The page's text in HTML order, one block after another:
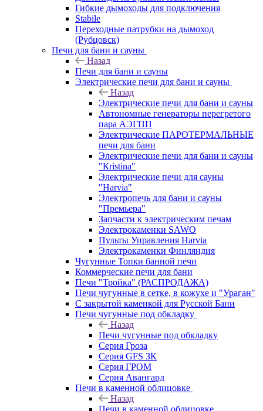
Гибкие дымоходы для подключения
Stabile
Переходные патрубки на дымоход
(Рубцовск)
Печи для бани и сауны
Назад
Печи для бани и сауны
Электрические печи для бани и сауны
Назад
Электрические печи для бани и сауны
Автономные генераторы перегретого
пара АЭГПП
Электрические ПАРОТЕРМАЛЬНЫЕ
печи для бани
Электрические печи для бани и сауны
"Кristina"
Электрические печи для сауны
"Harvia"
Электропечь для бани и сауны
"Премьера"
Запчасти к электрическим печам
Электрокаменки SAWO
Пульты Управления Harvia
Электрокаменки Финляндия
Чугунные Топки банной печи
Коммерческие печи для бани
Печи "Тройка" (РАСПРОДАЖА)
Печи чугунные в сетке, в кожухе и "Ураган"
С закрытой каменкой для Русской Бани
Печи чугунные под обкладку
Назад
Печи чугунные под обкладку
Серия Гроза
Серия GFS ЗК
Серия ГРОМ
Серия Авангард
Печи в каменной облицовке
Назад
Печи в каменной облицовке